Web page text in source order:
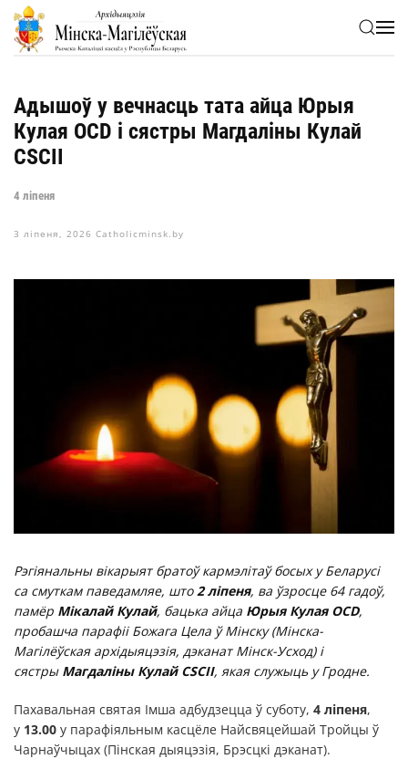
Skip to main content
Адышоў у вечнасць тата айца Юрыя
Кулая OCD і сястры Магдаліны Кулай
CSCII
4 ліпеня
3 ліпеня, 2026 Catholicminsk.by
Рэгіянальны вікарыят братоў кармэлітаў босых у Беларусі
са смуткам паведамляе, што 2 ліпеня, ва ўзросце 64 гадоў,
памёр Мікалай Кулай, бацька айца Юрыя Кулая OCD,
пробашча парафіі Божага Цела ў Мінску (Мінска-
Магілёўская архідыяцэзія, дэканат Мінск-Усход) і
сястры Магдаліны Кулай CSCII, якая служыць у Гродне.
Пахавальная святая Імша адбудзецца ў суботу, 4 ліпеня,
у 13.00 у парафіяльным касцёле Найсвяцейшай Тройцы ў
Чарнаўчыцах (Пінская дыяцэзія, Брэсцкі дэканат).